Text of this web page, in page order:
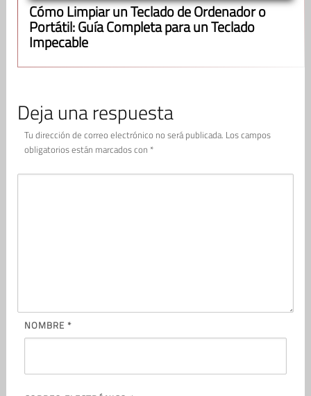
Cómo Limpiar un Teclado de Ordenador o
Portátil: Guía Completa para un Teclado
Impecable
Deja una respuesta
Tu dirección de correo electrónico no será publicada. Los campos
obligatorios están marcados con *
NOMBRE *